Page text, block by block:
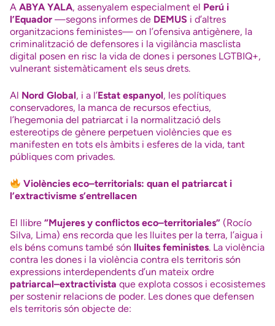
A ABYA YALA, assenyalem especialment el Perú i
l’Equador —segons informes de DEMUS i d’altres
organitzacions feministes— on l’ofensiva antigènere, la
criminalització de defensores i la vigilància masclista
digital posen en risc la vida de dones i persones LGTBIQ+,
vulnerant sistemàticament els seus drets.
Al Nord Global, i a l’Estat espanyol, les polítiques
conservadores, la manca de recursos efectius,
l’hegemonia del patriarcat i la normalització dels
estereotips de gènere perpetuen violències que es
manifesten en tots els àmbits i esferes de la vida, tant
públiques com privades.
Violències eco–territorials: quan el patriarcat i
l’extractivisme s’entrellacen
El llibre “Mujeres y conflictos eco–territoriales” (Rocío
Silva, Lima) ens recorda que les lluites per la terra, l’aigua i
els béns comuns també són lluites feministes. La violència
contra les dones i la violència contra els territoris són
expressions interdependents d’un mateix ordre
patriarcal–extractivista que explota cossos i ecosistemes
per sostenir relacions de poder. Les dones que defensen
els territoris són objecte de: